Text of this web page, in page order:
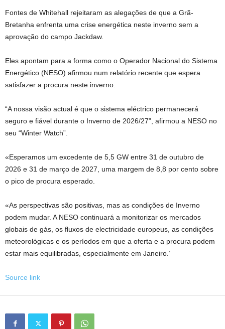
Fontes de Whitehall rejeitaram as alegações de que a Grã-
Bretanha enfrenta uma crise energética neste inverno sem a
aprovação do campo Jackdaw.
Eles apontam para a forma como o Operador Nacional do Sistema
Energético (NESO) afirmou num relatório recente que espera
satisfazer a procura neste inverno.
“A nossa visão actual é que o sistema eléctrico permanecerá
seguro e fiável durante o Inverno de 2026/27”, afirmou a NESO no
seu “Winter Watch”.
«Esperamos um excedente de 5,5 GW entre 31 de outubro de
2026 e 31 de março de 2027, uma margem de 8,8 por cento sobre
o pico de procura esperado.
«As perspectivas são positivas, mas as condições de Inverno
podem mudar. A NESO continuará a monitorizar os mercados
globais de gás, os fluxos de electricidade europeus, as condições
meteorológicas e os períodos em que a oferta e a procura podem
estar mais equilibradas, especialmente em Janeiro.’
Source link